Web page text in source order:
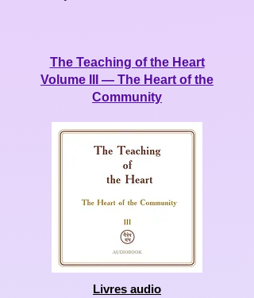
The Teaching of the Heart
Volume II
— The Heart of the
Community
Livres audio